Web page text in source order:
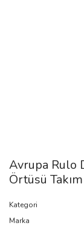
Avrupa Rulo
Örtüsü
Kategori
Marka